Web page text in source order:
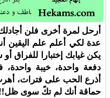
أرحل لمرة أخرى فلن
عدة لكي أعلم علم اليقين
يكن غيابك إختبارا للفراق
دفعة واحدة، خيبة
أذرع الحب على فترات،
حماقة أنك لم تكً سوى ظل!!.